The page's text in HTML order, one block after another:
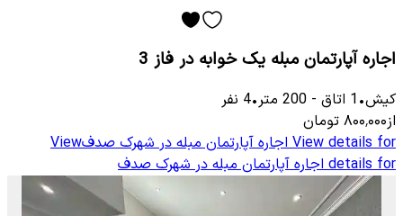
اجاره آپارتمان مبله یک خوابه در فاز 3
کیش•
1 اتاق -
200 متر•
4 نفر
از۸۰۰٬۰۰۰ تومان
View details for اجاره آپارتمان مبله در شهرک صدفView
details for اجاره آپارتمان مبله در شهرک صدف